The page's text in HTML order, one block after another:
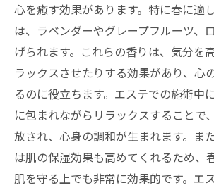
エステで叶える春のスキン
日常に取り入れたい春のエ
エステサロンからの春の肌
新年度に向けたエステでの保湿
効果とは
エステで行う保湿ケアの重要
春の保湿ケアで肌を守るた
新年度の始まりをエステで
心を癒す効果があります。特に春に適
は、ラベンダーやグレープフルーツ、
げられます。これらの香りは、気分を
ラックスさせたりする効果があり、心
るのに役立ちます。エステでの施術中
に包まれながらリラックスすることで
放され、心身の調和が生まれます。ま
は肌の保湿効果も高めてくれるため、
肌を守る上でも非常に効果的です。エ